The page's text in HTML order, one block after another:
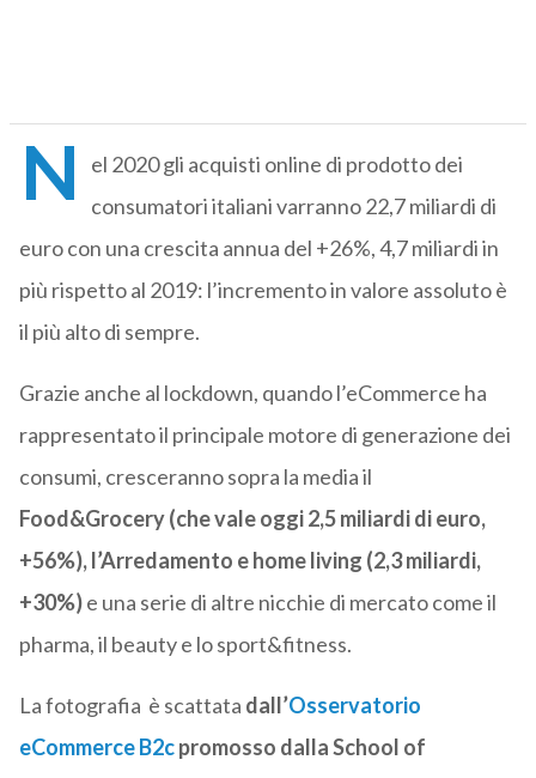
N
el 2020 gli acquisti online di prodotto dei
consumatori italiani varranno 22,7 miliardi di
euro con una crescita annua del +26%, 4,7 miliardi in
più rispetto al 2019: l’incremento in valore assoluto è
il più alto di sempre.
Grazie anche al lockdown, quando l’eCommerce ha
rappresentato il principale motore di generazione dei
consumi, cresceranno sopra la media il
Food&Grocery (che vale oggi 2,5 miliardi di euro,
+56%), l’Arredamento e home living (2,3 miliardi,
+30%)e una serie di altre nicchie di mercato come il
pharma, il beauty e lo sport&fitness.
La fotografia è scattata dall’Osservatorio
eCommerce B2cpromosso dalla School of